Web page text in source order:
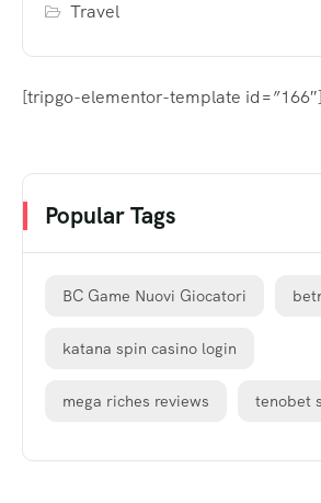
Travel
[tripgo-elementor-template id=”166″]
Popular Tags
BC Game Nuovi Giocatori
katana spin casino login
mega riches reviews tenobet